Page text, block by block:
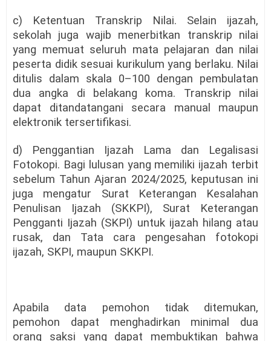
c) Ketentuan Transkrip Nilai. Selain ijazah,
sekolah juga wajib menerbitkan transkrip nilai
yang memuat seluruh mata pelajaran dan nilai
peserta didik sesuai kurikulum yang berlaku. Nilai
ditulis dalam skala 0–100 dengan pembulatan
dua angka di belakang koma. Transkrip nilai
dapat ditandatangani secara manual maupun
elektronik tersertifikasi.
d) Penggantian Ijazah Lama dan Legalisasi
Fotokopi. Bagi lulusan yang memiliki ijazah terbit
sebelum Tahun Ajaran 2024/2025, keputusan ini
juga mengatur Surat Keterangan Kesalahan
Penulisan Ijazah (SKKPI), Surat Keterangan
Pengganti Ijazah (SKPI) untuk ijazah hilang atau
rusak, dan Tata cara pengesahan fotokopi
ijazah, SKPI, maupun SKKPI.
Apabila data pemohon tidak ditemukan,
pemohon dapat menghadirkan minimal dua
orang saksi yang dapat membuktikan bahwa